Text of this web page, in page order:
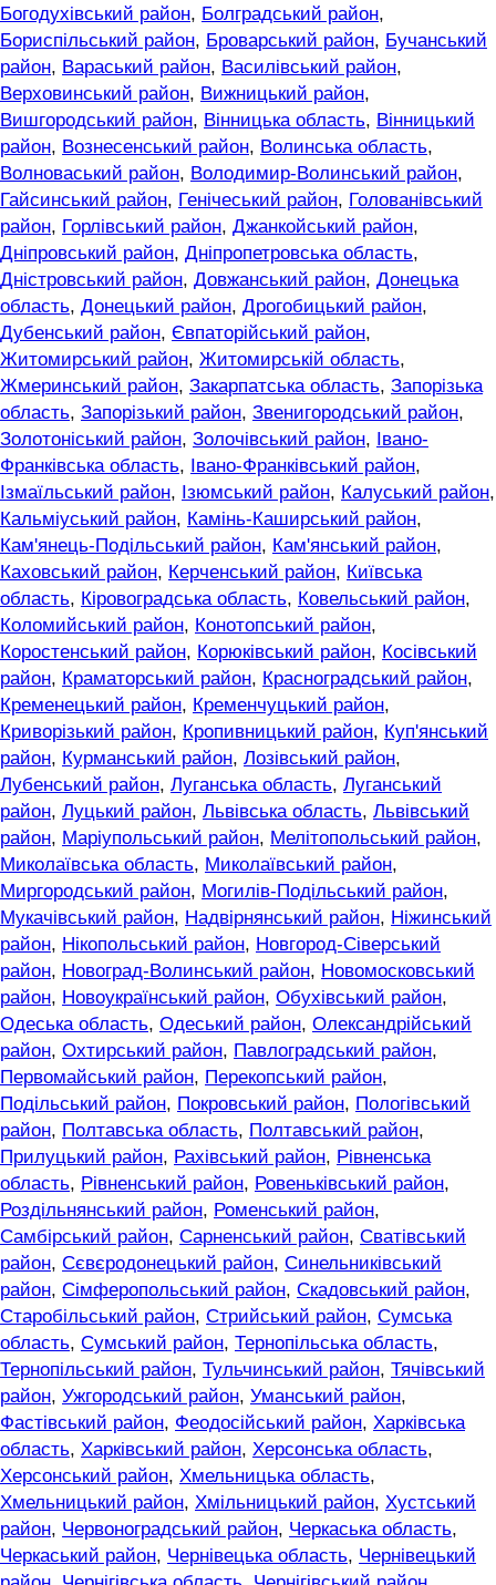
Богодухівський район, Болградський район,
Бориспільський район, Броварський район, Бучанський
район, Вараський район, Василівський район,
Верховинський район, Вижницький район,
Вишгородський район, Вінницька область, Вінницький
район, Вознесенський район, Волинська область,
Волноваський район, Володимир-Волинський район,
Гайсинський район, Генічеський район, Голованівський
район, Горлівський район, Джанкойський район,
Дніпровський район, Дніпропетровська область,
Дністровський район, Довжанський район, Донецька
область, Донецький район, Дрогобицький район,
Дубенський район, Євпаторійський район,
Житомирський район, Житомирській область,
Жмеринський район, Закарпатська область, Запорізька
область, Запорізький район, Звенигородський район,
Золотоніський район, Золочівський район,
Івано-
Франківська область, Івано-Франківський район,
Ізмаїльський район, Ізюмський район, Калуський район,
Кальміуський район, Камінь-Каширський район,
Кам'янець-Подільський район, Кам'янський район,
Каховський район, Керченський район, Київська
область, Кіровоградська область, Ковельський район,
Коломийський район, Конотопський район,
Коростенський район, Корюківський район, Косівський
район, Краматорський район, Красноградський район,
Кременецький район, Кременчуцький район,
Криворізький район, Кропивницький район, Куп'янський
район, Курманський район, Лозівський район,
Лубенський район, Луганська область, Луганський
район, Луцький район, Львівська область, Львівський
район, Маріупольський район, Мелітопольський район,
Миколаївська область, Миколаївський район,
Миргородський район, Могилів-Подільський район,
Мукачівський район, Надвірнянський район, Ніжинський
район, Нікопольський район, Новгород-Сіверський
район, Новоград-Волинський район, Новомосковський
район, Новоукраїнський район, Обухівський район,
Одеська область, Одеський район, Олександрійський
район, Охтирський район, Павлоградський район,
Первомайський район, Перекопський район,
Подільський район, Покровський район, Пологівський
район, Полтавська область, Полтавський район,
Прилуцький район, Рахівський район, Рівненська
область, Рівненський район, Ровеньківський район,
Роздільнянський район, Роменський район,
Самбірський район, Сарненський район, Сватівський
район, Сєвєродонецький район, Синельниківський
район, Сімферопольський район, Скадовський район,
Старобільський район, Стрийський район, Сумська
область, Сумський район, Тернопільська область,
Тернопільський район, Тульчинський район, Тячівський
район, Ужгородський район, Уманський район,
Фастівський район, Феодосійський район, Харківська
область, Харківський район, Херсонська область,
Херсонський район, Хмельницька область,
Хмельницький район, Хмільницький район, Хустський
район, Червоноградський район, Черкаська область,
Черкаський район, Чернівецька область, Чернівецький